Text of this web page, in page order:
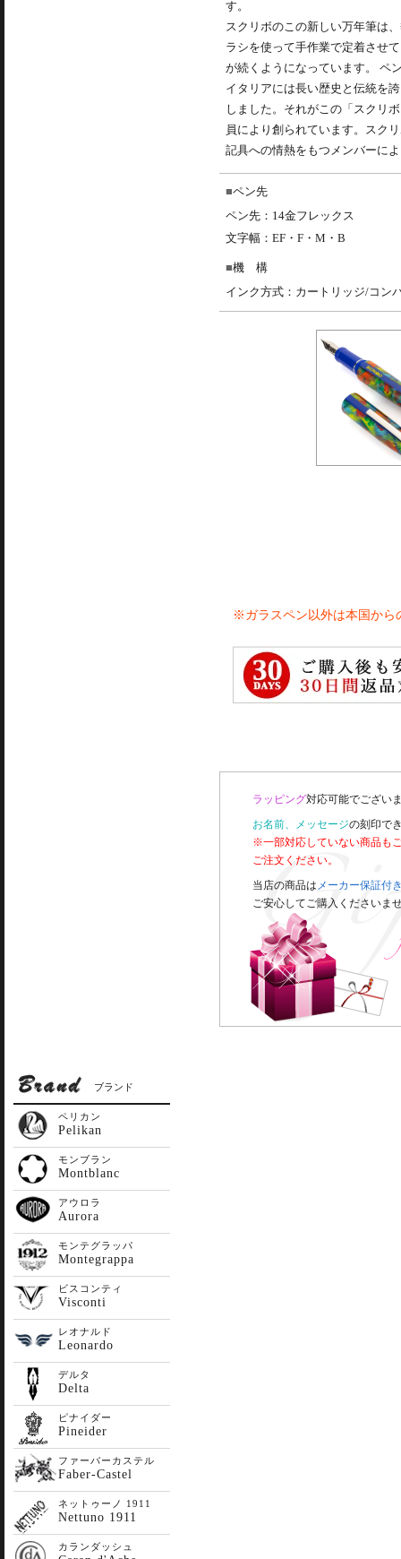
す。
スクリボのこの新しい万年筆は
ラシを使って手作業で定着させ
が続くようになっています。 ペ
イタリアには長い歴史と伝統を
しました。それがこの「スクリ
員により創られています。スク
記具への情熱をもつメンバーに
ペン先
ペン先：14金フレックス
文字幅：EF・F・M・B
機 構
インク方式：カートリッジ/コン
※ガラスペン以外は本国から
ラッピング対応可能でござい
お名前、メッセージの刻印で
※一部対応していない商品も
ご注文ください。
当店の商品は メーカー保証付
ご安心してご購入くださいま
ブランド
ペリカン
Pelikan
モンブラン
Montblanc
アウロラ
Aurora
モンテグラッパ
Montegrappa
ビスコンティ
Visconti
レオナルド
Leonardo
デルタ
Delta
ピナイダー
Pineider
ファーバーカステル
Faber-Castel
ネットゥーノ 1911
Nettuno 1911
カランダッシュ